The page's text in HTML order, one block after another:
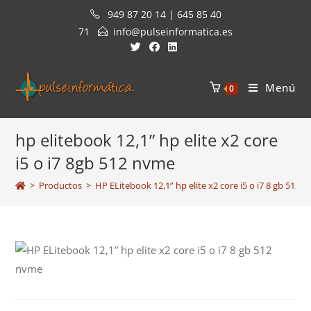
949 87 20 14 | 645 85 40
71
info@pulseinformatica.es
0 Menú
hp elitebook 12,1” hp elite x2 core
i5 o i7 8gb 512 nvme
> Productos > HP ELitebook 12,1” hp elite x2 core i5 o i7 8 gb 512